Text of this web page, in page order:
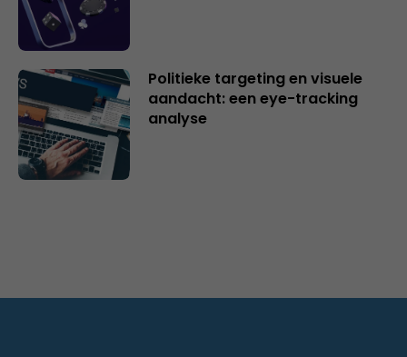
Politieke targeting en visuele
aandacht: een eye-tracking
analyse